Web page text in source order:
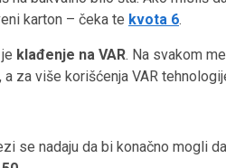
karton – čeka te kvota 6.
klađenje na VAR. Na svakom
, a za više korišćenja VAR
se nadaju da bi konačno mogli